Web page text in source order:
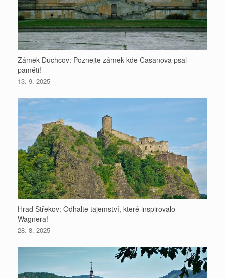
Zámek Duchcov: Poznejte zámek kde Casanova psal
paměti!
13. 9. 2025
Hrad Střekov: Odhalte tajemství, které inspirovalo
Wagnera!
28. 8. 2025